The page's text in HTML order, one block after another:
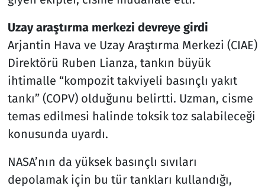
Uzay araştırma merkezi devreye girdi
Arjantin Hava ve Uzay Araştırma Merkezi (CIAE)
Direktörü Ruben Lianza, tankın büyük
ihtimalle “kompozit takviyeli basınçlı yakıt
tankı” (COPV) olduğunu belirtti. Uzman, cisme
temas edilmesi halinde toksik toz salabileceği
konusunda uyardı.
NASA’nın da yüksek basınçlı sıvıları
depolamak için bu tür tankları kullandığı,